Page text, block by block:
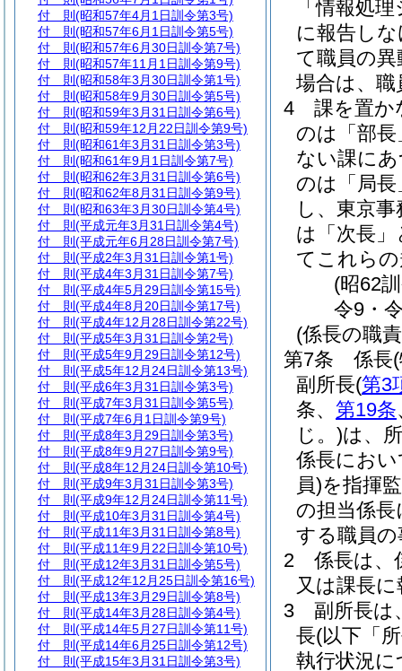
「情報処
に報告し
て職員の
場合は、職
4
課を置か
のは「部
ない課に
のは「局
し、東京
は「次長
てこれら
(昭62
令9・
(係長の職
第7条
係長
副所長(第3
条、 第19条
じ。)は、
係長にお
員)を指揮
の担当係
する職員
2
係長は、
又は課長
3
副所長は
長(以下「
執行状況
付 則 (昭和57年4月1日訓令第3号)
付 則 (昭和57年6月1日訓令第5号)
付 則 (昭和57年6月30日訓令第7号)
付 則 (昭和57年11月1日訓令第9号)
付 則 (昭和58年3月30日訓令第1号)
付 則 (昭和58年9月30日訓令第5号)
付 則 (昭和59年3月31日訓令第6号)
付 則 (昭和59年12月22日訓令第9号)
付 則 (昭和61年3月31日訓令第3号)
付 則 (昭和61年9月1日訓令第7号)
付 則 (昭和62年3月31日訓令第6号)
付 則 (昭和62年8月31日訓令第9号)
付 則 (昭和63年3月30日訓令第4号)
付 則 (平成元年3月31日訓令第4号)
付 則 (平成元年6月28日訓令第7号)
付 則 (平成2年3月31日訓令第1号)
付 則 (平成4年3月31日訓令第7号)
付 則 (平成4年5月29日訓令第15号)
付 則 (平成4年8月20日訓令第17号)
付 則 (平成4年12月28日訓令第22号)
付 則 (平成5年3月31日訓令第2号)
付 則 (平成5年9月29日訓令第12号)
付 則 (平成5年12月24日訓令第13号)
付 則 (平成6年3月31日訓令第3号)
付 則 (平成7年3月31日訓令第5号)
付 則 (平成7年6月1日訓令第9号)
付 則 (平成8年3月29日訓令第3号)
付 則 (平成8年9月27日訓令第9号)
付 則 (平成8年12月24日訓令第10号)
付 則 (平成9年3月31日訓令第3号)
付 則 (平成9年12月24日訓令第11号)
付 則 (平成10年3月31日訓令第4号)
付 則 (平成11年3月31日訓令第8号)
付 則 (平成11年9月22日訓令第10号)
付 則 (平成12年3月31日訓令第5号)
付 則 (平成12年12月25日訓令第16号)
付 則 (平成13年3月29日訓令第8号)
付 則 (平成14年3月28日訓令第4号)
付 則 (平成14年5月27日訓令第11号)
付 則 (平成14年6月25日訓令第12号)
付 則 (平成15年3月31日訓令第3号)